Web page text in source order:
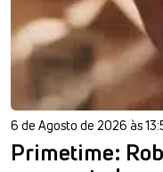
6 de Agosto de 2026 às
Primetime: